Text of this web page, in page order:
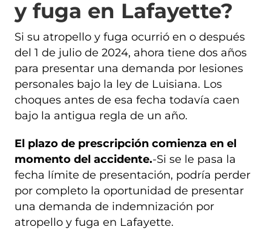
y fuga en Lafayette?
Si su atropello y fuga ocurrió en o después
del 1 de julio de 2024, ahora tiene dos años
para presentar una demanda por lesiones
personales bajo la ley de Luisiana. Los
choques antes de esa fecha todavía caen
bajo la antigua regla de un año.
El plazo de prescripción comienza en el
momento del accidente.-Si se le pasa la
fecha límite de presentación, podría perder
por completo la oportunidad de presentar
una demanda de indemnización por
atropello y fuga en Lafayette.